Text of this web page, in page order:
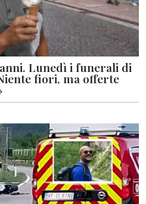
Lunedì i funerali di
fiori, ma offerte